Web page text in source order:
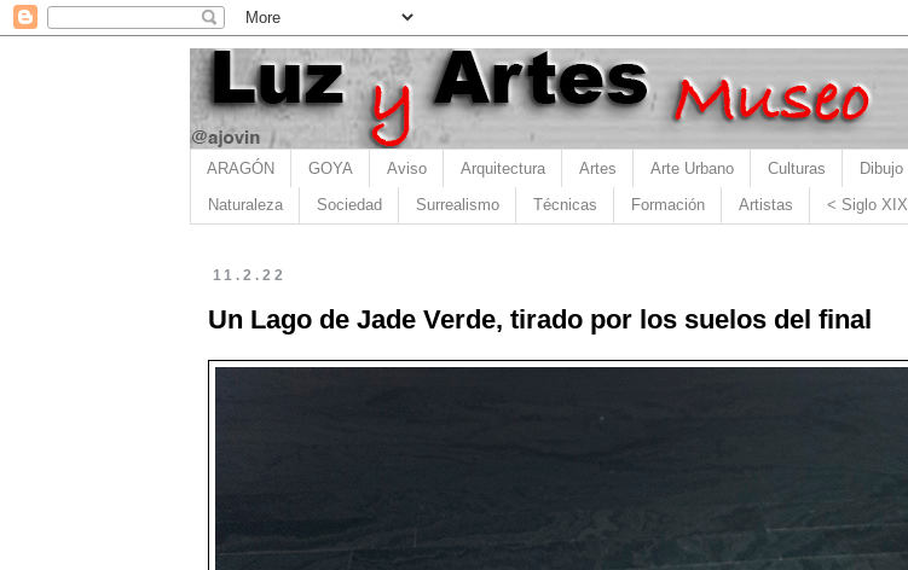
ARAGÓN GOYA Aviso Arquitectura Artes Arte Urbano Culturas Dibujo
Naturaleza Sociedad Surrealismo Técnicas Formación Artistas < Siglo XIX
11.2.22
Un Lago de Jade Verde, tirado por los suelos del final